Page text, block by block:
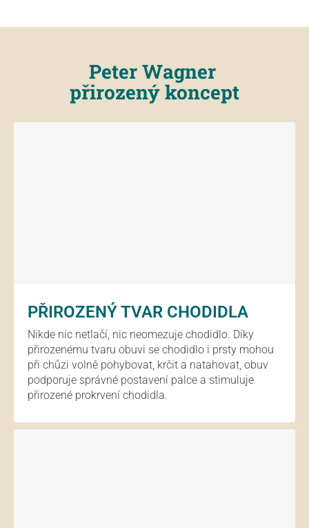
Peter Wagner
přirozený koncept
PŘIROZENÝ TVAR CHODIDLA
Nikde nic netlačí, nic neomezuje chodidlo. Díky
přirozenému tvaru obuvi se chodidlo i prsty mohou
při chůzi volně pohybovat, krčit a natahovat, obuv
podporuje správné postavení palce a stimuluje
přirozené prokrvení chodidla.